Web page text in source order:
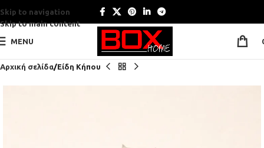
Skip to navigation
Skip to main content
MENU
Αρχική σελίδα Είδη Κήπου